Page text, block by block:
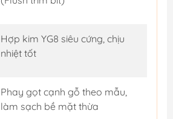
Hợp kim YG8 siêu cứng, chịu
nhiệt tốt
Phay gọt cạnh gỗ theo mẫu,
làm sạch bề mặt thừa